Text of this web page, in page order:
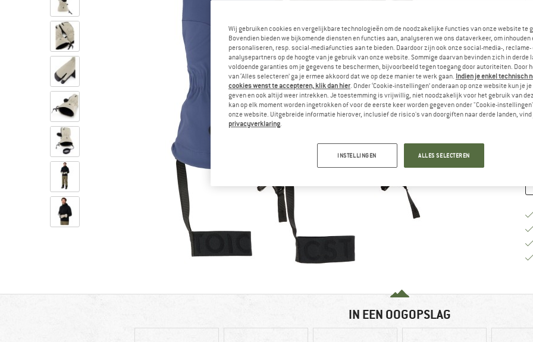
IN EEN OOGOPSLAG
Wij gebruiken cookies en vergelijkbare technologieën om de noodzakelijke functies van onze website te
Bovendien bieden we bijkomende diensten en functies aan, analyseren we ons dataverkeer, om inhouden
personaliseren, resp. social-mediafuncties aan te bieden. Daardoor zijn ook onze social-media-, reclame-
analysepartners op de hoogte van je gebruik van onze website. Sommige daarvan bevinden zich in derde
voldoende garanties om je gegevens te beschermen, bijvoorbeeld tegen toegang door autoriteiten. Door
van ‘Alles selecteren’ ga je ermee akkoord dat we op deze manier te werk gaan. Indien je enkel technisch
cookies wenst te accepteren, klik dan hier. Onder ‘Cookie-instellingen’ onderaan op onze website kun je
geven en ook altijd weer intrekken. Je toestemming is vrijwillig, niet noodzakelijk voor het gebruik van
kan op elk moment worden ingetrokken of voor de eerste keer worden gegeven onder "Cookie-
onze website. Uitgebreide informatie hierover, inclusief de risico's van doorgiften naar derde landen, vind
privacyverklaring.
INSTELLINGEN ALLES SELECTEREN